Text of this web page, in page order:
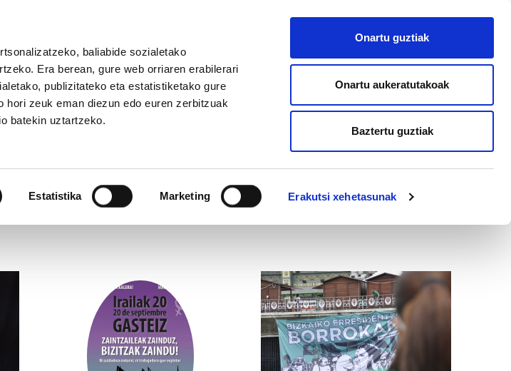
baliabide sozialetako
Era berean, gure web orriaren erabilerari
publizitateko eta estatistiketako gure
zeuk eman diezun edo euren zerbitzuak
batekin uztartzeko.
Estatistika Marketing Erakutsi xehetasunak
Onartu guztiak
Onartu aukeratutakoak
Baztertu guztiak
AFILIATU